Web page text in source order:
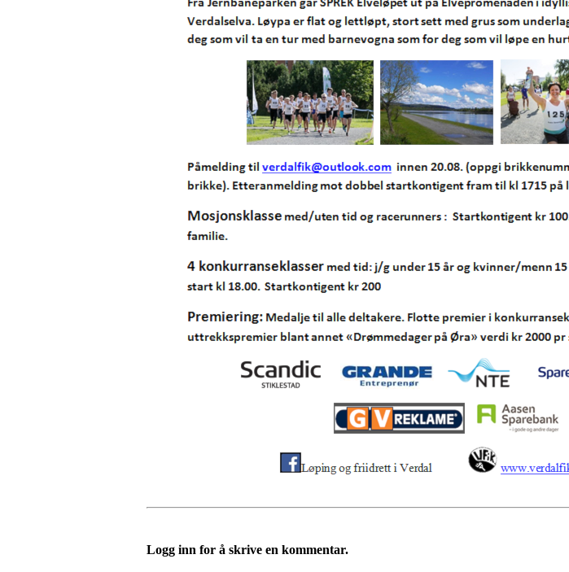
Logg inn for å skrive en kommentar.